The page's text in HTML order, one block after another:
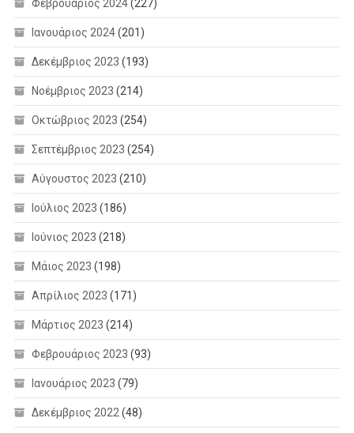
Φεβρουάριος 2024(227)
Ιανουάριος 2024(201)
Δεκέμβριος 2023 (193)
Νοέμβριος 2023 (214)
Οκτώβριος 2023 (254)
Σεπτέμβριος 2023 (254)
Αύγουστος 2023 (210)
Ιούλιος 2023 (186)
Ιούνιος 2023 (218)
Μάιος 2023 (198)
Απρίλιος 2023 (171)
Μάρτιος 2023 (214)
Φεβρουάριος 2023 (93)
Ιανουάριος 2023 (79)
Δεκέμβριος 2022 (48)